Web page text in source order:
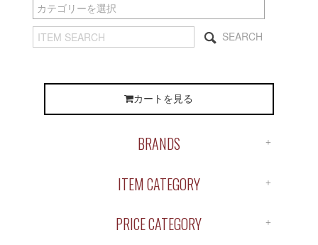
SEARCH
カートを見る
BRANDS
ANTIDOTE
APOTHEKE
ITEM CATEGORY
SHIRTS
PRICE CATEGORY